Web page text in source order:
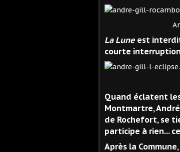
André Gill.
La Lune est
courte
André Gill.
Quand éclatent
Montmartre,
de Rochefort, se
participe à rien...
Après la Commune,